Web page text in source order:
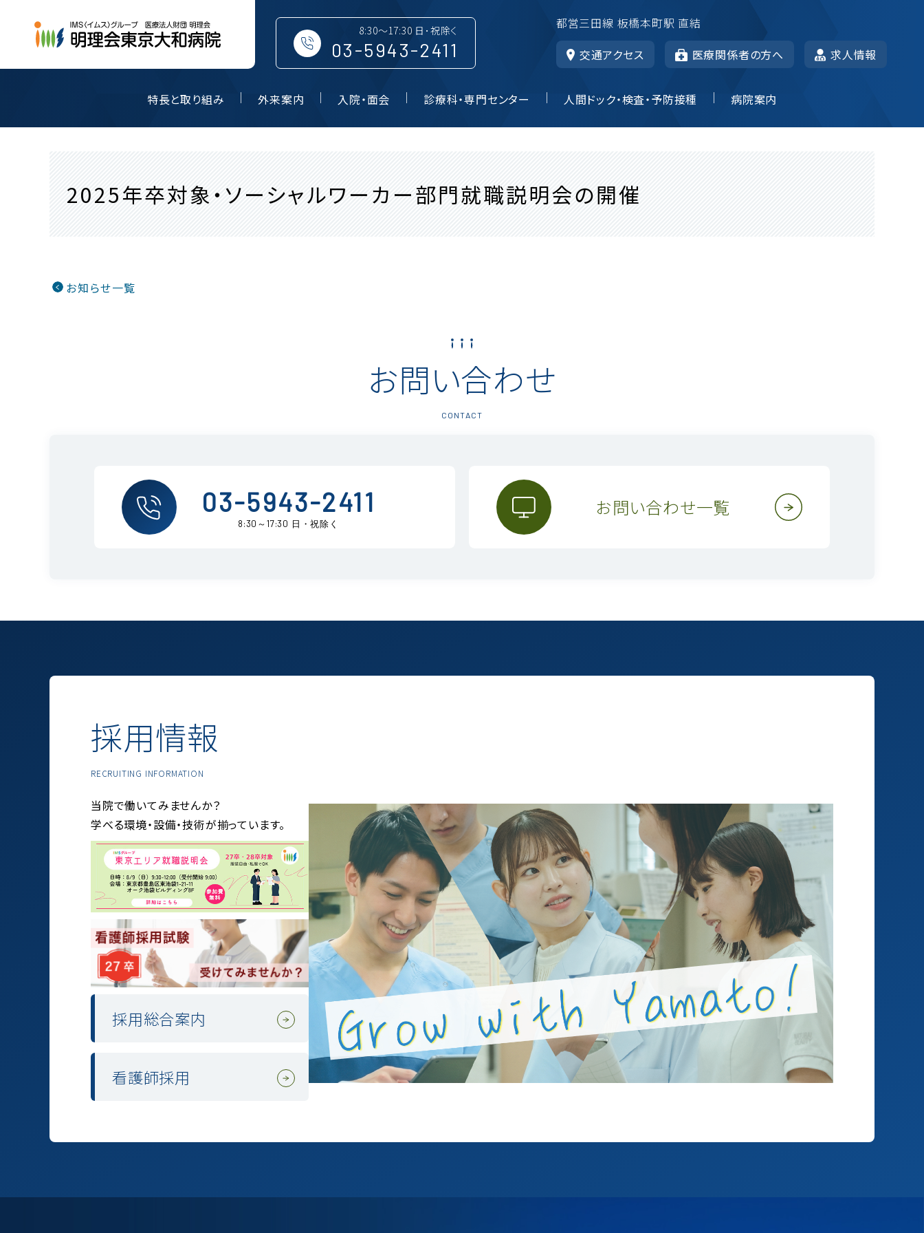
8:30～17:30 日･祝除く
03-5943-2411
特長と取り組み 外来案内 入院・面会 診療科・専門センター 人間ドック・検査・予防接種 病院案内
都営三田線 板橋本町駅 直結
交通アクセス
医療関係者の方へ 求人情報
2025年卒対象・ソーシャルワーカー部門就職説明会の開催
お知らせ一覧
お問い合わせ
CONTACT
03-5943-2411
8:30～17:30 日・祝除く
お問い合わせ一覧
採用情報
RECRUITING INFORMATION
当院で働いてみませんか？
学べる環境・設備・技術が揃っています。
採用総合案内
看護師採用